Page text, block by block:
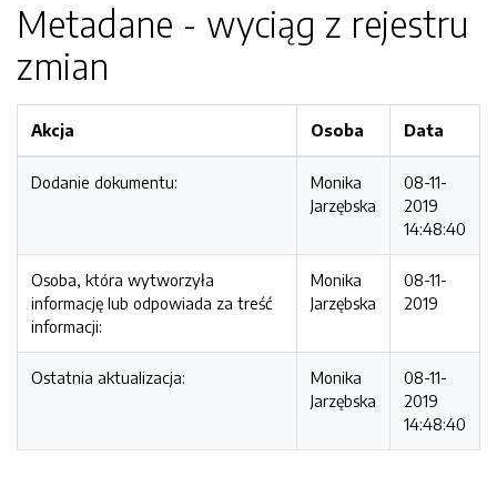
Metadane - wyciąg z rejestru
zmian
Akcja Osoba Data
Dodanie dokumentu:
Monika
Jarzębska
08-11-
2019
14:48:40
Osoba, która wytworzyła
informację lub odpowiada za treść
informacji:
Monika
Jarzębska
08-11-
2019
Ostatnia aktualizacja:
Monika
Jarzębska
08-11-
2019
14:48:40